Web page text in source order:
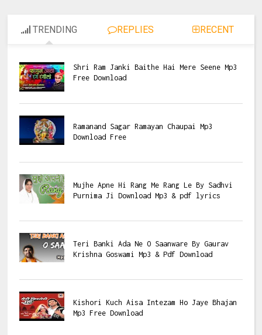
TRENDING REPLIES RECENT
Shri Ram Janki Baithe Hai Mere Seene Mp3
Free Download
Ramanand Sagar Ramayan Chaupai Mp3
Download Free
Mujhe Apne Hi Rang Me Rang Le By Sadhvi
Purnima Ji Download Mp3 & pdf lyrics
Teri Banki Ada Ne O Saanware By Gaurav
Krishna Goswami Mp3 & Pdf Download
Kishori Kuch Aisa Intezam Ho Jaye Bhajan
Mp3 Free Download